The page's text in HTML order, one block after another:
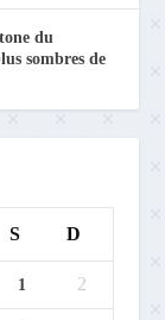
du
sombres de
S D
1 2